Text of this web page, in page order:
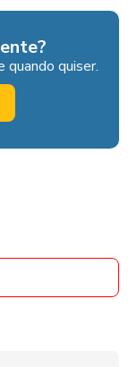
quando quiser.